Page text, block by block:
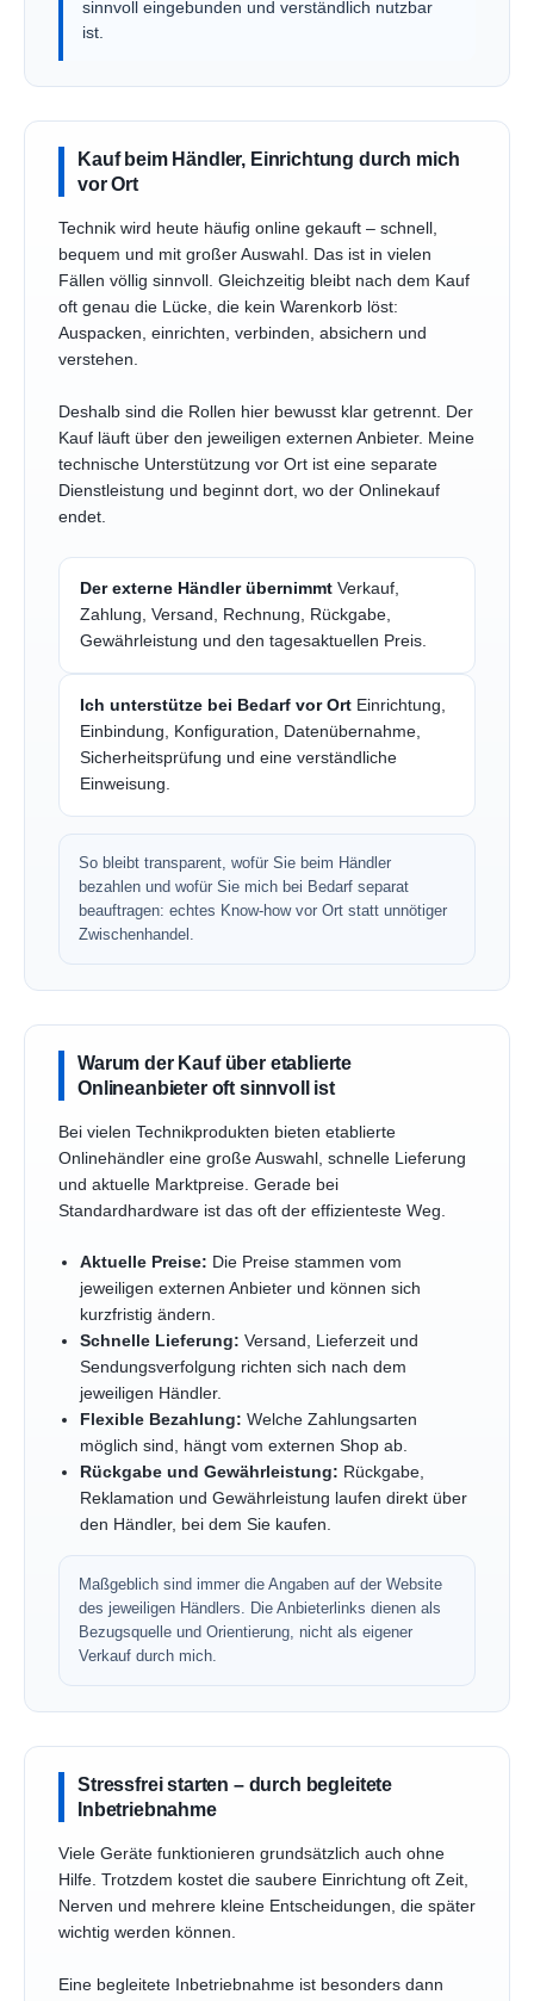
sinnvoll eingebunden und verständlich nutzbar
ist.
Kauf beim Händler, Einrichtung durch mich
vor Ort
Technik wird heute häufig online gekauft – schnell,
bequem und mit großer Auswahl. Das ist in vielen
Fällen völlig sinnvoll. Gleichzeitig bleibt nach dem Kauf
oft genau die Lücke, die kein Warenkorb löst:
Auspacken, einrichten, verbinden, absichern und
verstehen.
Deshalb sind die Rollen hier bewusst klar getrennt. Der
Kauf läuft über den jeweiligen externen Anbieter. Meine
technische Unterstützung vor Ort ist eine separate
Dienstleistung und beginnt dort, wo der Onlinekauf
endet.
Der externe Händler übernimmt Verkauf,
Zahlung, Versand, Rechnung, Rückgabe,
Gewährleistung und den tagesaktuellen Preis.
Ich unterstütze bei Bedarf vor Ort Einrichtung,
Einbindung, Konfiguration, Datenübernahme,
Sicherheitsprüfung und eine verständliche
Einweisung.
So bleibt transparent, wofür Sie beim Händler
bezahlen und wofür Sie mich bei Bedarf separat
beauftragen: echtes Know-how vor Ort statt unnötiger
Zwischenhandel.
Warum der Kauf über etablierte
Onlineanbieter oft sinnvoll ist
Bei vielen Technikprodukten bieten etablierte
Onlinehändler eine große Auswahl, schnelle Lieferung
und aktuelle Marktpreise. Gerade bei
Standardhardware ist das oft der effizienteste Weg.
Aktuelle Preise: Die Preise stammen vom
jeweiligen externen Anbieter und können sich
kurzfristig ändern.
Schnelle Lieferung: Versand, Lieferzeit und
Sendungsverfolgung richten sich nach dem
jeweiligen Händler.
Flexible Bezahlung: Welche Zahlungsarten
möglich sind, hängt vom externen Shop ab.
Rückgabe und Gewährleistung: Rückgabe,
Reklamation und Gewährleistung laufen direkt über
den Händler, bei dem Sie kaufen.
Maßgeblich sind immer die Angaben auf der Website
des jeweiligen Händlers. Die Anbieterlinks dienen als
Bezugsquelle und Orientierung, nicht als eigener
Verkauf durch mich.
Stressfrei starten – durch begleitete
Inbetriebnahme
Viele Geräte funktionieren grundsätzlich auch ohne
Hilfe. Trotzdem kostet die saubere Einrichtung oft Zeit,
Nerven und mehrere kleine Entscheidungen, die später
wichtig werden können.
Eine begleitete Inbetriebnahme ist besonders dann